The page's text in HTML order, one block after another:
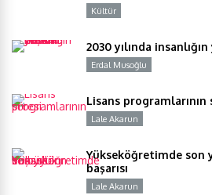
Kültür
2030 yılında
Erdal Musoğlu
Lisans programlarının
Lale Akarun
Yükseköğretimde son
başarısı
Lale Akarun